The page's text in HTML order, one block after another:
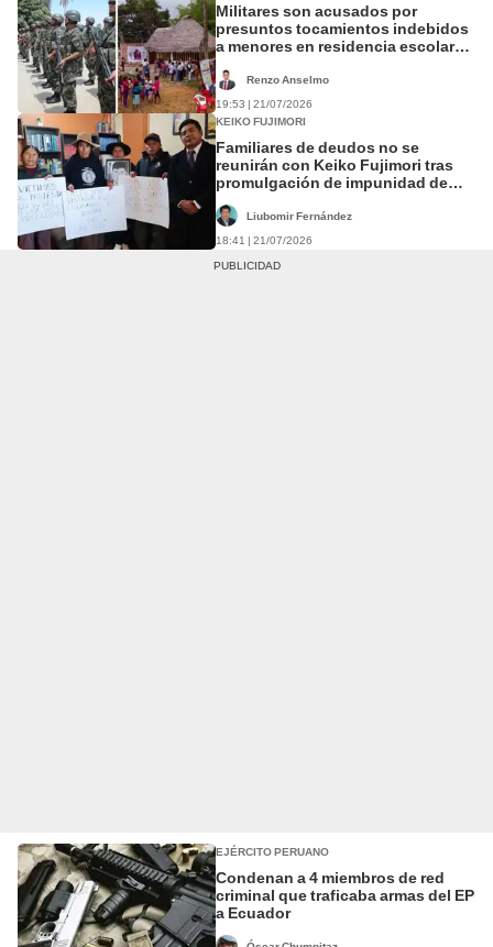
Militares son acusados por
presuntos tocamientos indebidos
a menores en residencia escolar
investigación
Renzo Anselmo
19:53 | 21/07/2026
KEIKO FUJIMORI
Familiares de deudos no se
reunirán con Keiko Fujimori tras
promulgación de impunidad de
Liubomir Fernández
18:41 | 21/07/2026
EJÉRCITO PERUANO
Condenan a 4 miembros de red
criminal que traficaba armas del EP
a Ecuador